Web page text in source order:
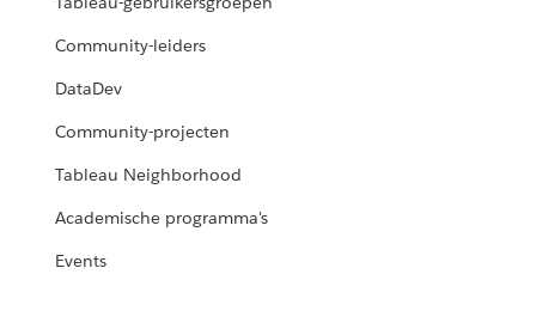
Community-leiders
DataDev
Community-projecten
Tableau Neighborhood
Academische programma's
Events